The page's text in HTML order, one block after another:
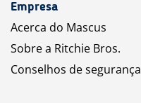
Empresa
Acerca do Mascus
Sobre a Ritchie Bros.
Conselhos de segurança